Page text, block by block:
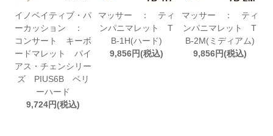
イノベイティブ・パ
ーカッション ：
コンサート キーボ
ードマレット パイ
アス・チェンシリー
ズ PIUS6B ベリ
ーハード
9,724円(税込)
マッサー ： ティ
ンパニマレット T
B-1H(ハード)
9,856円(税込)
マッサー ： ティ
ンパニマレット T
B-2M(ミディアム)
9,856円(税込)